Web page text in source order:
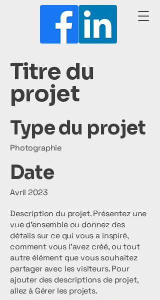
Titre du
projet
Type du projet
Photographie
Date
Avril 2023
Description du projet. Présentez une
vue d'ensemble ou donnez des
détails sur ce qui vous a inspiré,
comment vous l'avez créé, ou tout
autre élément que vous souhaitez
partager avec les visiteurs. Pour
ajouter des descriptions de projet,
allez à Gérer les projets.